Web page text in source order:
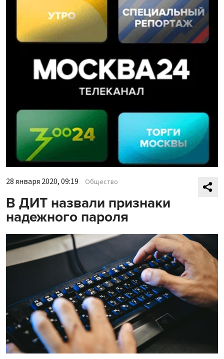
28 января 2020, 09:19 Общество
В ДИТ назвали признаки
надежного пароля